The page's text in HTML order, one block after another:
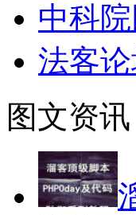
中科
法客
图文资讯